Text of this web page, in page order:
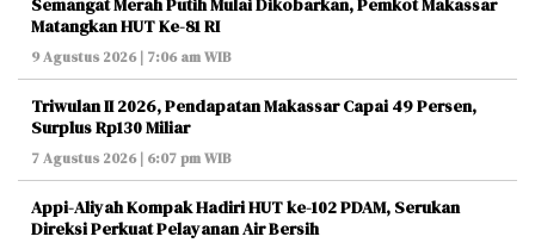
Semangat Merah Putih Mulai Dikobarkan, Pemkot Makassar
Matangkan HUT Ke-81 RI
9 Agustus 2026 | 7:06 am WIB
Triwulan II 2026, Pendapatan Makassar Capai 49 Persen,
Surplus Rp130 Miliar
7 Agustus 2026 | 6:07 pm WIB
Appi-Aliyah Kompak Hadiri HUT ke-102 PDAM, Serukan
Direksi Perkuat Pelayanan Air Bersih